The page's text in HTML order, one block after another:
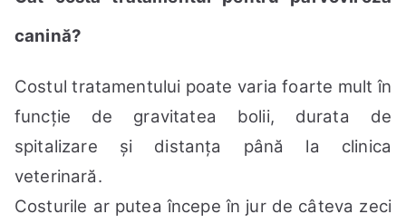
canină?
Costul tratamentului poate varia foarte mult în
funcție de gravitatea bolii, durata de
spitalizare și distanța până la clinica
veterinară.
Costurile ar putea începe în jur de câteva zeci